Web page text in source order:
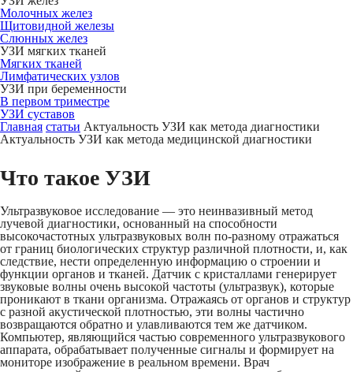
Молочных желез
Щитовидной железы
Слюнных желез
УЗИ мягких тканей
Мягких тканей
Лимфатических узлов
УЗИ при беременности
В первом триместре
УЗИ суставов
Главная статьи Актуальность УЗИ как метода диагностики
Актуальность УЗИ как метода медицинской диагностики
Что такое УЗИ
Ультразвуковое исследование — это неинвазивный метод
лучевой диагностики, основанный на способности
высокочастотных ультразвуковых волн по-разному отражаться
от границ биологических структур различной плотности, и, как
следствие, нести определенную информацию о строении и
функции органов и тканей. Датчик с кристаллами генерирует
звуковые волны очень высокой частоты (ультразвук), которые
проникают в ткани организма. Отражаясь от органов и структур
с разной акустической плотностью, эти волны частично
возвращаются обратно и улавливаются тем же датчиком.
Компьютер, являющийся частью современного ультразвукового
аппарата, обрабатывает полученные сигналы и формирует на
мониторе изображение в реальном времени. Врач